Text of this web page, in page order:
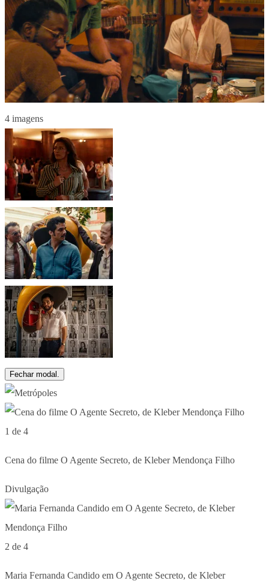
4 imagens
Fechar modal.
1 de 4
Cena do filme O Agente Secreto, de Kleber Mendonça Filho
Divulgação
2 de 4
Maria Fernanda Candido em O Agente Secreto, de Kleber